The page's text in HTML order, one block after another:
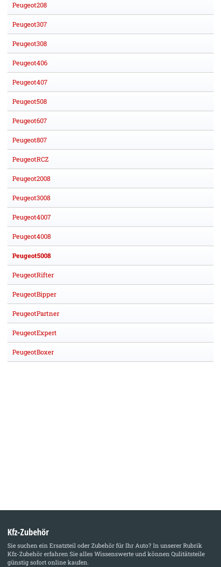
Peugeot208
Peugeot307
Peugeot308
Peugeot406
Peugeot407
Peugeot508
Peugeot607
Peugeot807
PeugeotRCZ
Peugeot2008
Peugeot3008
Peugeot4007
Peugeot4008
Peugeot5008
PeugeotRifter
PeugeotBipper
PeugeotPartner
PeugeotExpert
PeugeotBoxer
Kfz-Zubehör
Sie suchen ein Ersatzteil oder Zubehör für Ihr Auto? In unserer Rubrik
Kfz-Zubehörerfahren Sie alles Wissenswerte und können Qulitätsteile
günstig sofort online kaufen.